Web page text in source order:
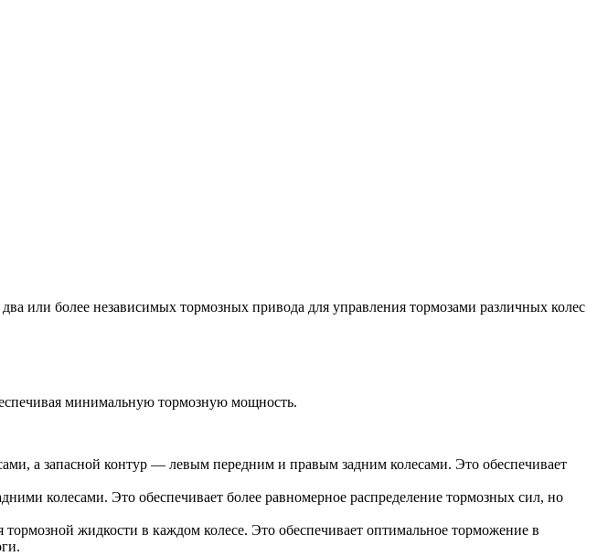
или более независимых тормозных привода для управления тормозами различных колес
минимальную тормозную мощность.
а запасной контур — левым передним и правым задним колесами. Это обеспечивает
колесами. Это обеспечивает более равномерное распределение тормозных сил, но
жидкости в каждом колесе. Это обеспечивает оптимальное торможение в